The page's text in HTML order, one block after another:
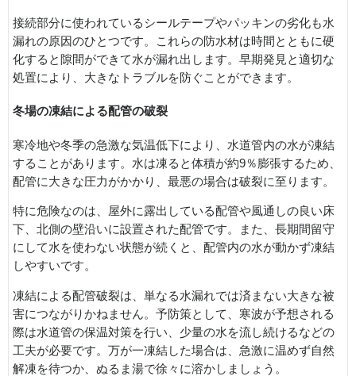
接続部分に使われているシールテープやパッキンの劣化も水
漏れの原因のひとつです。これらの防水材は時間とともに硬
化すると隙間ができて水が漏れ出します。早期発見と適切な
処置により、大きなトラブルを防ぐことができます。
冬場の凍結による配管の破裂
寒冷地や冬季の急激な気温低下により、水道管内の水が凍結
することがあります。水は凍ると体積が約9％膨張するため、
配管に大きな圧力がかかり、最悪の場合は破裂に至ります。
特に危険なのは、屋外に露出している配管や風通しの良い床
下、北側の壁沿いに設置された配管です。また、長期間留守
にして水を使わない状態が続くと、配管内の水が動かず凍結
しやすいです。
凍結による配管破裂は、単なる水漏れでは済まない大きな被
害につながりかねません。予防策として、寒波が予想される
際は水道管の保温対策を行い、少量の水を流し続けるなどの
工夫が必要です。万が一凍結した場合は、急激に温めず自然
解凍を待つか、ぬるま湯で徐々に溶かしましょう。